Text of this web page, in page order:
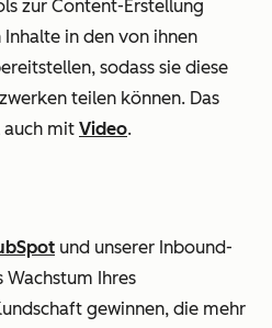
zur Content-Erstellung
in den von ihnen
sodass sie diese
teilen können. Das
mit Video.
und unserer Inbound-
Ihres
gewinnen, die mehr